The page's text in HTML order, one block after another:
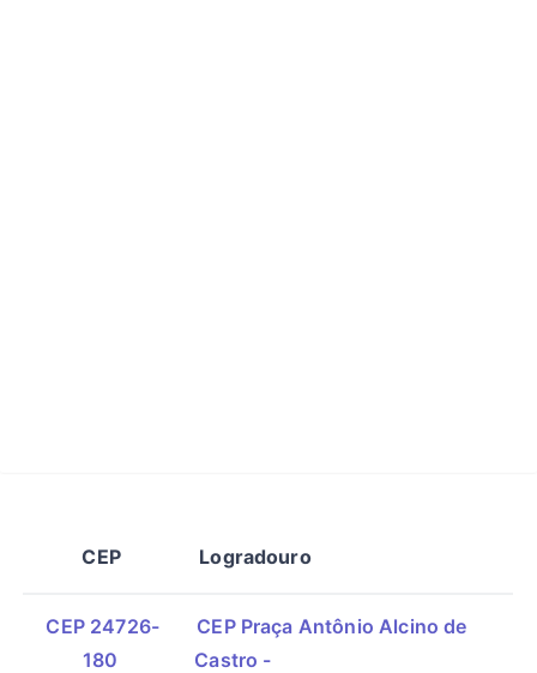
CEP Logradouro
CEP 24726-
180
CEP Praça Antônio Alcino de
Castro -